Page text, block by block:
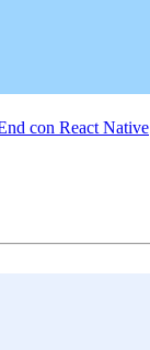
con React Native